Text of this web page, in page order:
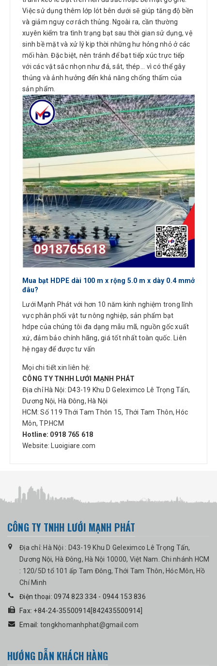
Việc sử dụng thêm lớp lót bên dưới sẽ giúp tăng độ bền
và giảm nguy cơ rách thủng. Ngoài ra, cần thường
xuyên kiểm tra tình trạng bạt sau thời gian sử dụng, vệ
sinh bề mặt và xử lý kịp thời những hư hỏng nhỏ ở các
mối hàn. Đặc biệt, nên tránh để bạt tiếp xúc trực tiếp
với các vật sắc nhọn như đá, sắt, thép... vì có thể gây
thủng và ảnh hưởng đến khả năng chống thấm của
sản phẩm.
Mua bạt HDPE dài 100 m x rộng 5.0 m x dày 0.4 mmở
đâu?
Lưới Mạnh Phát với hơn 10 năm kinh nghiệm trong lĩnh
vực phân phối vật tư nông nghiệp, sản phẩm bạt
hdpe của chúng tôi đa dạng mẫu mã, nguồn gốc xuất
xứ, đảm bảo chính hãng, giá tốt nhất toàn quốc. Liên
hệ ngay để được tư vấn
Mọi chi tiết xin liên hệ:
CÔNG TY TNHH LƯỚI MẠNH PHÁT
Địa chỉ Hà Nội: D43-19 Khu D Geleximco Lê Trọng Tấn,
Dương Nội, Hà Đông, Hà Nội
HCM: Số 119 Thới Tam Thôn 15, Thới Tam Thôn, Hóc
Môn, TP.HCM
Hotline: 0918 765 618
Website: Luoigiare.com
CÔNG TY TNHH LƯỚI MẠNH PHÁT
Địa chỉ: Hà Nội : D43-19 Khu D Geleximco Lê Trọng Tấn,
Dương Nội, Hà Đông, Hà Nội 10000, Việt Nam. Chi nhánh HCM
: 120/5D tổ 101 ấp Tam Đông, Thới Tam Thôn, Hóc Môn, Hồ
Chí Minh
Điện thoại: 0974 823 334 - 0944 153 836
Fax: +84-24-35500914[842435500914]
Email: tongkhomanhphat@gmail.com
HƯỚNG DẪN KHÁCH HÀNG